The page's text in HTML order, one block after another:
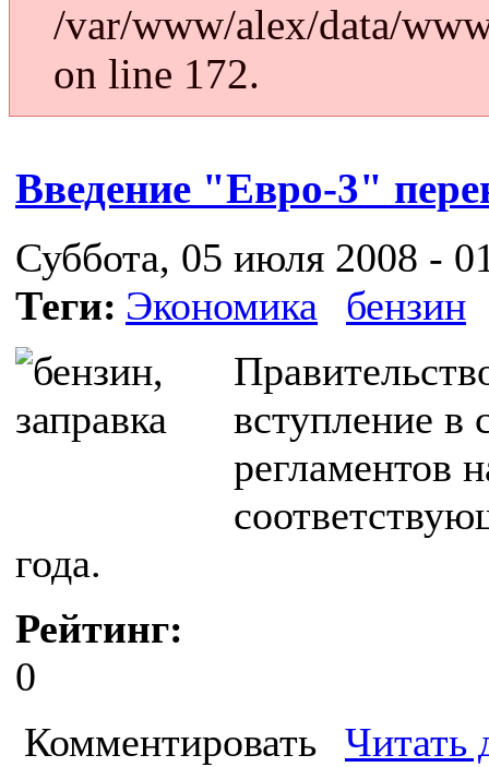
/var/www/alex/data/
on line 172.
Введение "Евро-3"
Суббота, 05 июля 2008 -
Теги: Экономика
бензин
вступление в
регламентов
года.
Рейтинг:
0
Комментировать
Читать